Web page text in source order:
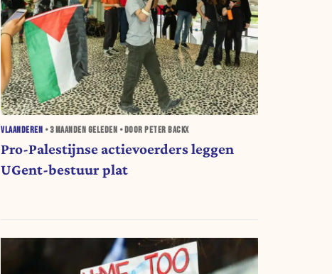
VLAANDEREN •3 MAANDEN GELEDEN • DOOR PETER BACKX
Pro-Palestijnse actievoerders leggen
UGent-bestuur plat